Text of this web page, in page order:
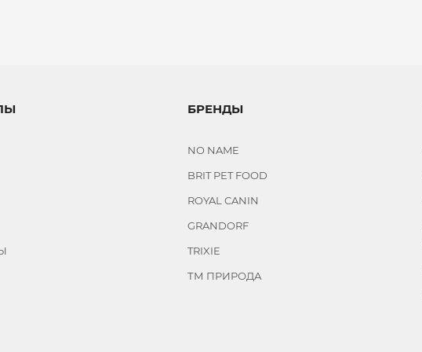
БРЕНДЫ
NO NAME
BRIT PET FOOD
ROYAL CANIN
GRANDORF
TRIXIE
ТМ ПРИРОДА